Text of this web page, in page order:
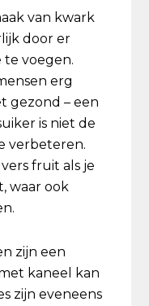
van kwark
door er
voegen.
erg
gezond – een
is niet de
verbeteren.
fruit als je
waar ook
zijn een
kaneel kan
zijn eveneens